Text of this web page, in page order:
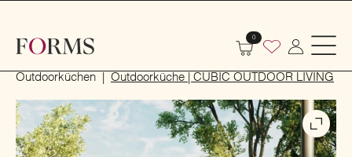
0
Outdoorküchen
Outdoorküche | CUBIC OUTDOOR LIVING